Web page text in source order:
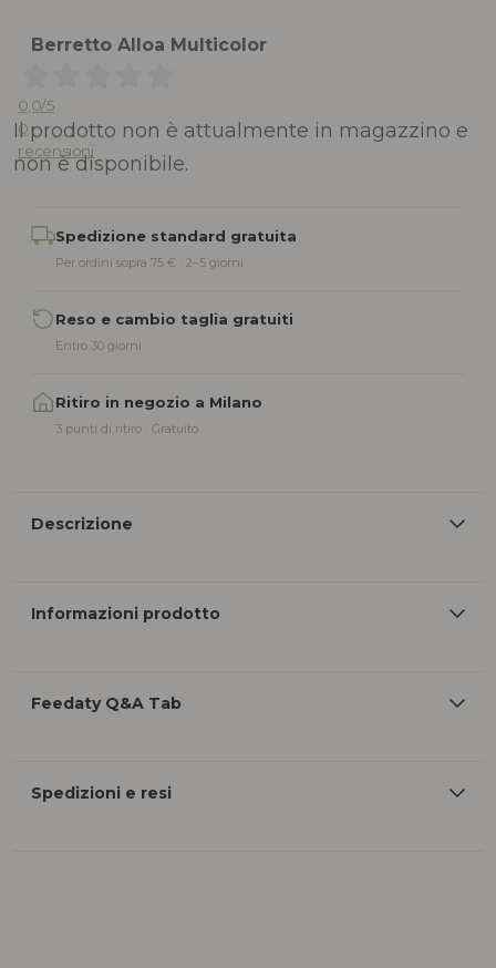
Berretto Alloa Multicolor
0,0/5
0
recensioni
Il prodotto non è attualmente in magazzino e
non è disponibile.
Spedizione standard gratuita
Per ordini sopra 75 € · 2–5 giorni
Reso e cambio taglia gratuiti
Entro 30 giorni
Ritiro in negozio a Milano
3 punti di ritiro · Gratuito
Descrizione
Informazioni prodotto
Feedaty Q&A Tab
Spedizioni e resi